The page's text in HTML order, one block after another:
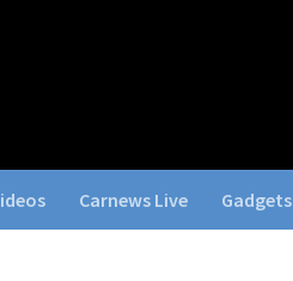
Carnews Live Gadgets